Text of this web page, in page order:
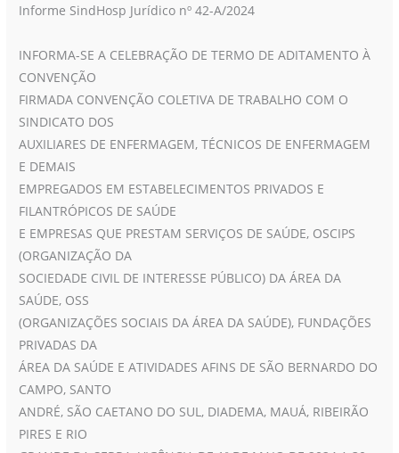
Informe SindHosp Jurídico nº 42-A/2024
INFORMA-SE A CELEBRAÇÃO DE TERMO DE ADITAMENTO À
CONVENÇÃO
FIRMADA CONVENÇÃO COLETIVA DE TRABALHO COM O
SINDICATO DOS
AUXILIARES DE ENFERMAGEM, TÉCNICOS DE ENFERMAGEM
E DEMAIS
EMPREGADOS EM ESTABELECIMENTOS PRIVADOS E
FILANTRÓPICOS DE SAÚDE
E EMPRESAS QUE PRESTAM SERVIÇOS DE SAÚDE, OSCIPS
(ORGANIZAÇÃO DA
SOCIEDADE CIVIL DE INTERESSE PÚBLICO) DA ÁREA DA
SAÚDE, OSS
(ORGANIZAÇÕES SOCIAIS DA ÁREA DA SAÚDE), FUNDAÇÕES
PRIVADAS DA
ÁREA DA SAÚDE E ATIVIDADES AFINS DE SÃO BERNARDO DO
CAMPO, SANTO
ANDRÉ, SÃO CAETANO DO SUL, DIADEMA, MAUÁ, RIBEIRÃO
PIRES E RIO
com
de
Auxiliares
e
Técnicos
de
Enfermagem
do
Grande
ABC